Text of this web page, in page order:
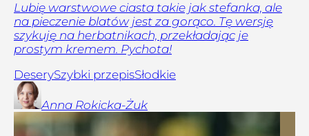
Lubię warstwowe ciasta takie jak stefanka, ale
na pieczenie blatów jest za gorąco. Tę wersję
szykuję na herbatnikach, przekładając je
prostym kremem. Pychota!
DeserySzybki przepisSłodkie
Anna Rokicka-Żuk